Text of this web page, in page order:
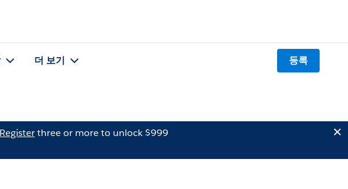
더 보기 등록
Registerthree or more to unlock $999